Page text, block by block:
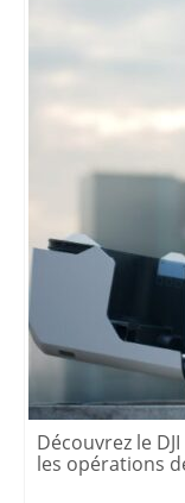
Découvrez le
les opérations